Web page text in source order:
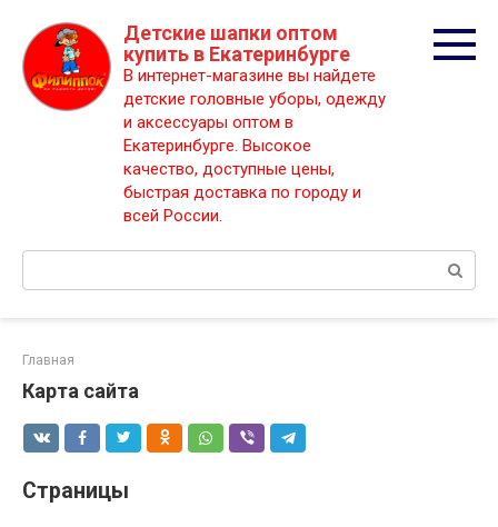
контенту
Детские шапки оптом
купить в Екатеринбурге
В интернет-магазине вы найдете
детские головные уборы, одежду
и аксессуары оптом в
Екатеринбурге. Высокое
качество, доступные цены,
быстрая доставка по городу и
всей России.
Поиск:
Главная
Карта сайта
Страницы